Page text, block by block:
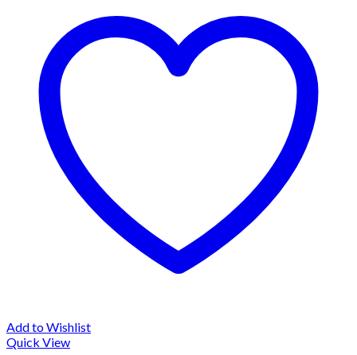
Add to Wishlist
Quick View